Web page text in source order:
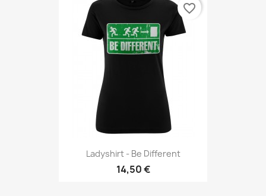
Ladyshirt - Be Different
14,50 €
favorite_border